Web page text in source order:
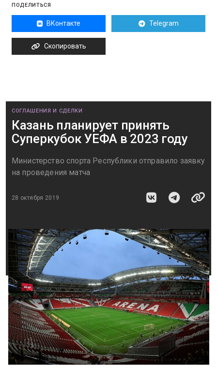
ПОДЕЛИТЬСЯ
ВКонтакте Telegram
Скопировать
СОГЛАШЕНИЯ И СДЕЛКИ
Казань планирует принять
Суперкубок УЕФА в 2023 году
Министерство спорта Республики отправило заявку
на проведения матча
28 октября 2019